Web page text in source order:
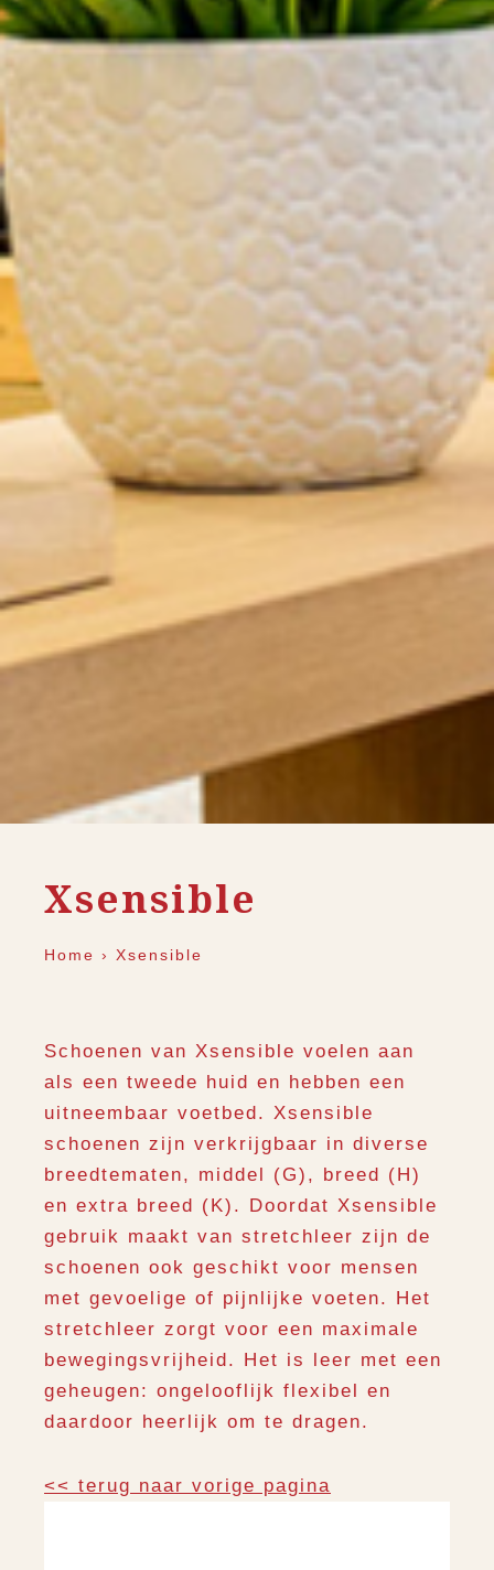
Xsensible
Home › Xsensible
Schoenen van Xsensible voelen aan
als een tweede huid en hebben een
uitneembaar voetbed. Xsensible
schoenen zijn verkrijgbaar in diverse
breedtematen, middel (G), breed (H)
en extra breed (K). Doordat Xsensible
gebruik maakt van stretchleer zijn de
schoenen ook geschikt voor mensen
met gevoelige of pijnlijke voeten. Het
stretchleer zorgt voor een maximale
bewegingsvrijheid. Het is leer met een
geheugen: ongelooflijk flexibel en
daardoor heerlijk om te dragen.
<< terug naar vorige pagina